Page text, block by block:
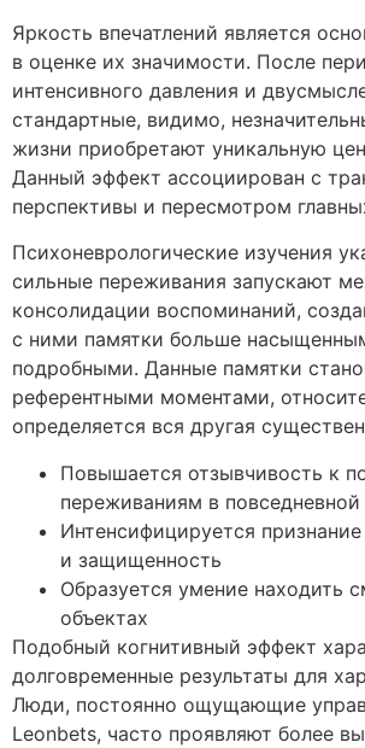
Яркость впечатлений является
в оценке их значимости. После
интенсивного давления и
стандартные, видимо,
жизни приобретают уникальную
Данный эффект ассоциирован с
перспективы и пересмотром
Психоневрологические изучения
сильные переживания запускают
консолидации воспоминаний,
с ними памятки больше
подробными. Данные памятки
референтными моментами,
определяется вся другая
Повышается отзывчивость к
переживаниям в повседневной
Интенсифицируется
и защищенность
Образуется умение находить
объектах
Подобный когнитивный эффект
долговременные результаты для
Люди, постоянно ощущающие
Leonbets, часто проявляют более